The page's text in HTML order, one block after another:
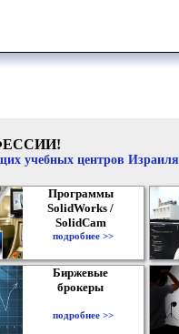
учебных центров Израиля
Программы
SolidWorks /
SolidCam
подробнее >>
Биржевые
брокеры
подробнее >>